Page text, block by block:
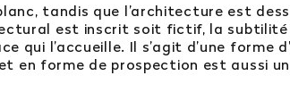
tandis que l’architecture est
est inscrit soit fictif, la
qui l’accueille. Il s’agit d’une forme
en forme de prospection est aussi